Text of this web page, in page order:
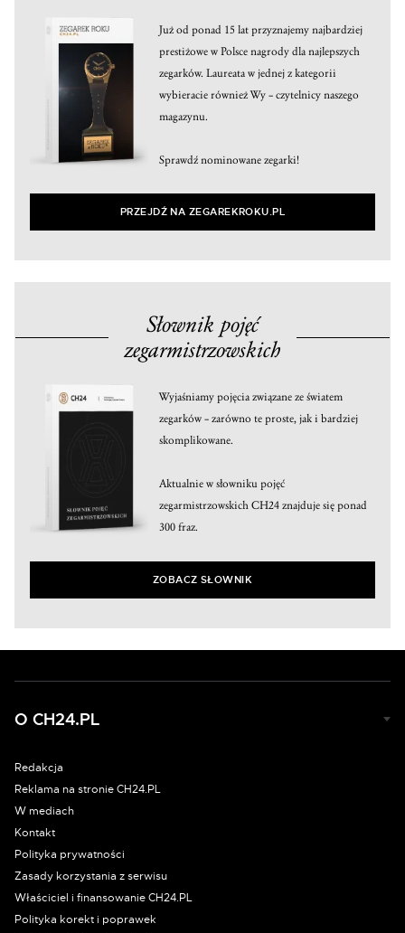
Już od ponad 15 lat przyznajemy najbardziej
prestiżowe w Polsce nagrody dla najlepszych
zegarków. Laureata w jednej z kategorii
wybieracie również Wy – czytelnicy naszego
magazynu.
Sprawdź nominowane zegarki!
PRZEJDŹ NA ZEGAREKROKU.PL
Słownik pojęć
zegarmistrzowskich
Wyjaśniamy pojęcia związane ze światem
zegarków – zarówno te proste, jak i bardziej
skomplikowane.
Aktualnie w słowniku pojęć
zegarmistrzowskich CH24 znajduje się ponad
300 fraz.
ZOBACZ SŁOWNIK
O CH24.PL
Redakcja
Reklama na stronie CH24.PL
W mediach
Kontakt
Polityka prywatności
Zasady korzystania z serwisu
Właściciel i finansowanie CH24.PL
Polityka korekt i poprawek